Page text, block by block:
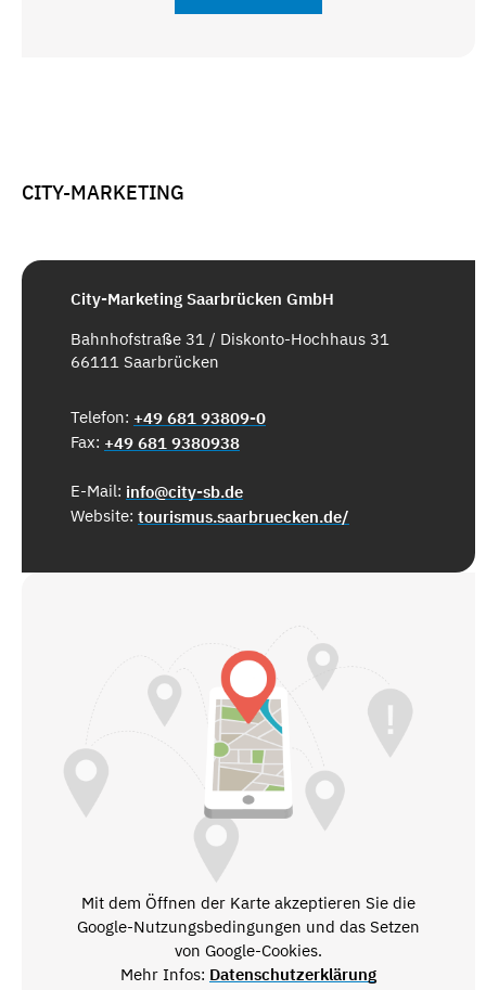
CITY-MARKETING
City-Marketing Saarbrücken GmbH
Bahnhofstraße 31 / Diskonto-Hochhaus 31
66111 Saarbrücken
Telefon: +49 681 93809-0
Fax: +49 681 9380938
E-Mail: info@city-sb.de
Website: tourismus.saarbruecken.de/
Mit dem Öffnen der Karte akzeptieren Sie die
Google-Nutzungsbedingungen und das Setzen
von Google-Cookies.
Mehr Infos: Datenschutzerklärung